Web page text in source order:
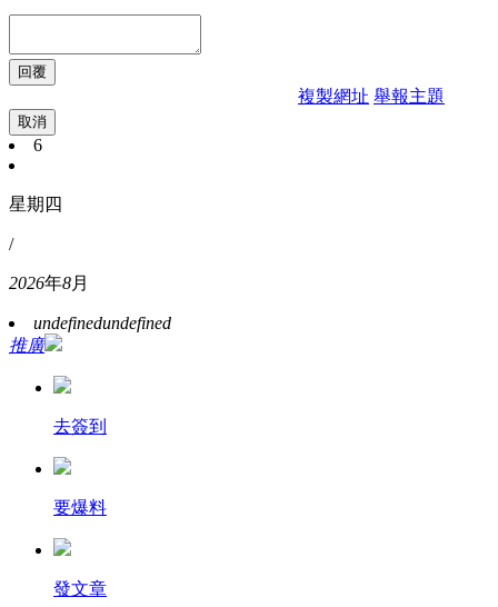
複製網址 舉報主題
取消
6
星期四
/
2026年8月
undefinedundefined
推廣
去簽到
要爆料
發文章